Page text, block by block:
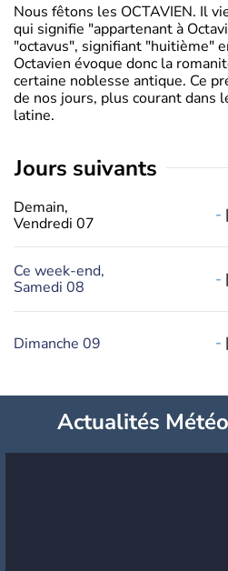
Nous fêtons les OCTAVIEN. Il
qui signifie "appartenant à
"octavus", signifiant "huitième"
Octavien évoque donc la
certaine noblesse antique. Ce
de nos jours, plus courant dans
latine.
jours suivants
Demain,
Vendredi 07
- |
Ce week-end,
Samedi 08
- |
Dimanche 09 - |
Actualités